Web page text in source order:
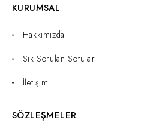
KURUMSAL
Hakkımızda
Sık Sorulan Sorular
İletişim
SÖZLEŞMELER